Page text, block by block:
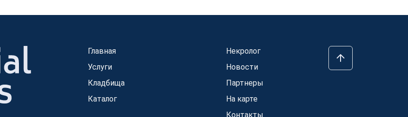
Главная
Услуги
Кладбища
Каталог
Некролог
Новости
Партнеры
На карте
Контакты